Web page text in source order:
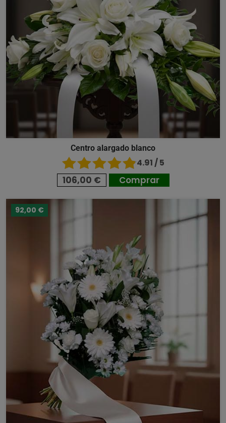
Centro alargado blanco
4.91 / 5
106,00 € Comprar
92,00 €